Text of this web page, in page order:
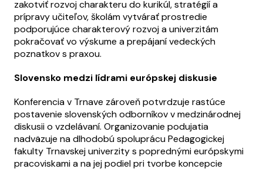
zakotviť rozvoj charakteru do kurikúl, stratégií a
prípravy učiteľov, školám vytvárať prostredie
podporujúce charakterový rozvoj a univerzitám
pokračovať vo výskume a prepájaní vedeckých
poznatkov s praxou.
Slovensko medzi lídrami európskej diskusie
Konferencia v Trnave zároveň potvrdzuje rastúce
postavenie slovenských odborníkov v medzinárodnej
diskusii o vzdelávaní. Organizovanie podujatia
nadväzuje na dlhodobú spoluprácu Pedagogickej
fakulty Trnavskej univerzity s poprednými európskymi
pracoviskami a na jej podiel pri tvorbe koncepcie